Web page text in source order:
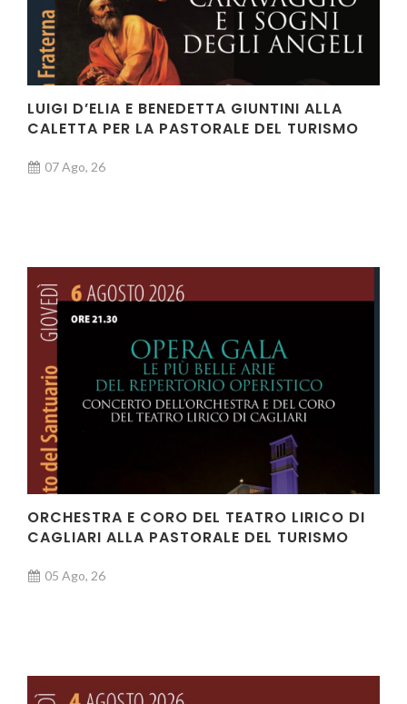
LUIGI D’ELIA E BENEDETTA GIUNTINI ALLA
CALETTA PER LA PASTORALE DEL TURISMO
07 Ago, 26
ORCHESTRA E CORO DEL TEATRO LIRICO DI
CAGLIARI ALLA PASTORALE DEL TURISMO
05 Ago, 26